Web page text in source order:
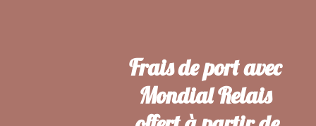
Frais de port avec
Mondial Relais